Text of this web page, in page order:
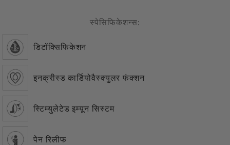
स्पेसिफिकेशन्स:
डिटॉक्सिफिकेशन
इनक्रीस्ड कार्डियोवैस्क्युलर फंक्शन
स्टिम्युलेटेड इम्यून सिस्टम
पेन रिलीफ